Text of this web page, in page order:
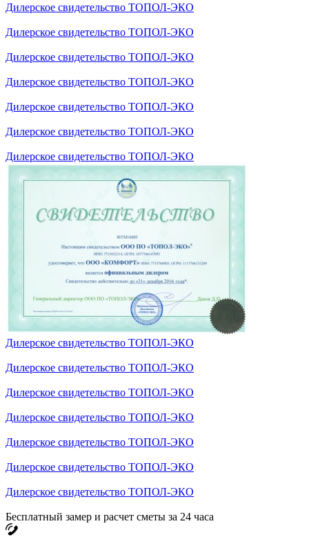
Дилерское свидетельство ТОПОЛ-ЭКО
Дилерское свидетельство ТОПОЛ-ЭКО
Дилерское свидетельство ТОПОЛ-ЭКО
Дилерское свидетельство ТОПОЛ-ЭКО
Дилерское свидетельство ТОПОЛ-ЭКО
Дилерское свидетельство ТОПОЛ-ЭКО
Дилерское свидетельство ТОПОЛ-ЭКО
Дилерское свидетельство ТОПОЛ-ЭКО
Дилерское свидетельство ТОПОЛ-ЭКО
Дилерское свидетельство ТОПОЛ-ЭКО
Дилерское свидетельство ТОПОЛ-ЭКО
Дилерское свидетельство ТОПОЛ-ЭКО
Дилерское свидетельство ТОПОЛ-ЭКО
Дилерское свидетельство ТОПОЛ-ЭКО
Бесплатный замер и расчет сметы за 24 часа